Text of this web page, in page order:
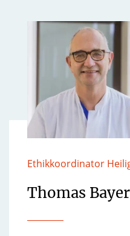
Ethikkoordinator
Thomas Bayer